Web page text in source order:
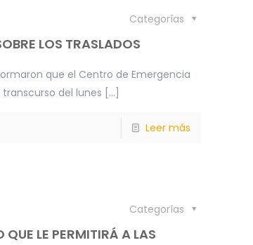
Categorías
LOS TRASLADOS
que el Centro de Emergencia
del lunes […]
Leer más
Categorías
LE PERMITIRÁ A LAS